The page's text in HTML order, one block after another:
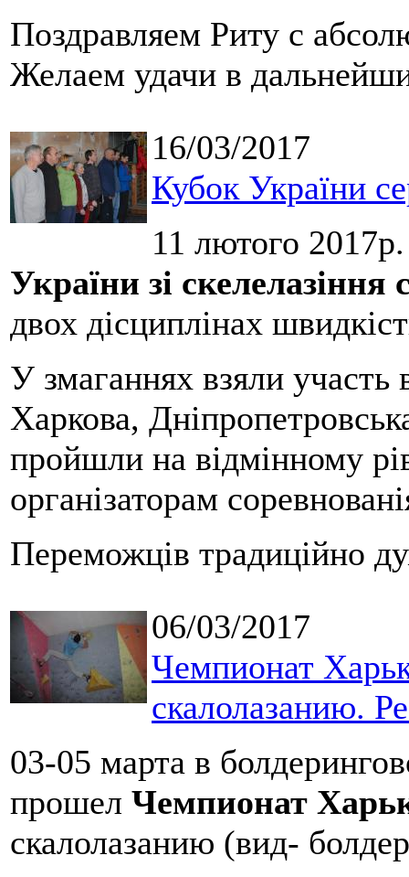
Поздравляем Риту с
Желаем удачи в
16/03/2017
Кубок України
11 лютого
України зі скелелазіння
двох дісциплінах
У змаганнях взяли
Харкова,
пройшли на відмінному
організаторам
Переможців традиційно
06/03/2017
Чемпионат
скалолазанию.
03-05 марта в
прошел Чемпионат
скалолазанию (вид-